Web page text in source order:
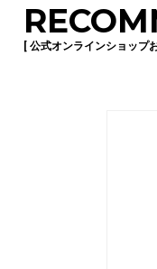
[ 公式オンラインショップ